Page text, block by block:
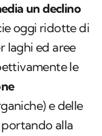
un declino
oggi ridotte di
laghi ed aree
le
e delle
portando alla